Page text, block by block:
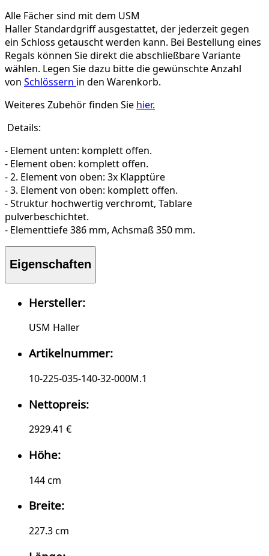
Alle Fächer sind mit dem USM
Haller Standardgriff ausgestattet, der jederzeit gegen
ein Schloss getauscht werden kann. Bei Bestellung eines
Regals können Sie direkt die abschließbare Variante
wählen. Legen Sie dazu bitte die gewünschte Anzahl
von Schlössern in den Warenkorb.
Weiteres Zubehör finden Sie hier.
Details:
- Element unten: komplett offen.
- Element oben: komplett offen.
- 2. Element von oben: 3x Klapptüre
- 3. Element von oben: komplett offen.
- Struktur hochwertig verchromt, Tablare
pulverbeschichtet.
- Elementtiefe 386 mm, Achsmaß 350 mm.
Eigenschaften
Hersteller:
USM Haller
Artikelnummer:
10-225-035-140-32-000M.1
Nettopreis:
2929.41 €
Höhe:
144 cm
Breite:
227.3 cm